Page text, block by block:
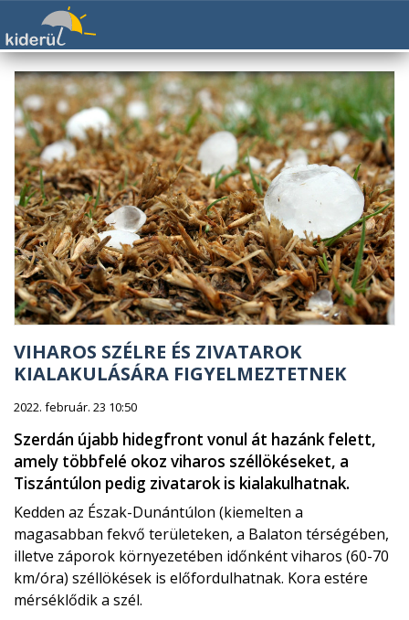
VIHAROS SZÉLRE ÉS ZIVATAROK
KIALAKULÁSÁRA FIGYELMEZTETNEK
2022. február. 23 10:50
Szerdán újabb hidegfront vonul át hazánk felett,
amely többfelé okoz viharos széllökéseket, a
Tiszántúlon pedig zivatarok is kialakulhatnak.
Kedden az Észak-Dunántúlon (kiemelten a
magasabban fekvő területeken, a Balaton térségében,
illetve záporok környezetében időnként viharos (60-70
km/óra) széllökések is előfordulhatnak. Kora estére
mérséklődik a szél.